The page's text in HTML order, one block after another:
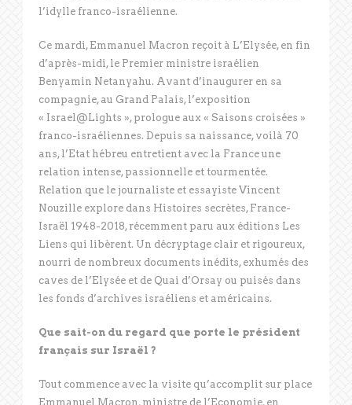
l’idylle franco-israélienne.
Ce mardi, Emmanuel Macron reçoit à L’Elysée, en fin
d’après-midi, le Premier ministre israélien
Benyamin Netanyahu. Avant d’inaugurer en sa
compagnie, au Grand Palais, l’exposition
« Israel@Lights », prologue aux « Saisons croisées »
franco-israéliennes. Depuis sa naissance, voilà 70
ans, l’Etat hébreu entretient avec la France une
relation intense, passionnelle et tourmentée.
Relation que le journaliste et essayiste Vincent
Nouzille explore dans Histoires secrètes, France-
Israël 1948-2018, récemment paru aux éditions Les
Liens qui libèrent. Un décryptage clair et rigoureux,
nourri de nombreux documents inédits, exhumés des
caves de l’Elysée et de Quai d’Orsay ou puisés dans
les fonds d’archives israéliens et américains.
Que sait-on du regard que porte le président
français sur Israël ?
Tout commence avec la visite qu’accomplit sur place
Emmanuel Macron, ministre de l’Economie, en